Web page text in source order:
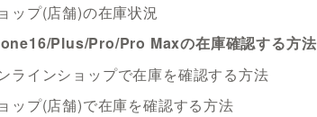
ップ(店舗)の在庫状況
Plus/Pro/Pro Maxの在庫確認する方法
ラインショップで在庫を確認する方法
ップ(店舗)で在庫を確認する方法